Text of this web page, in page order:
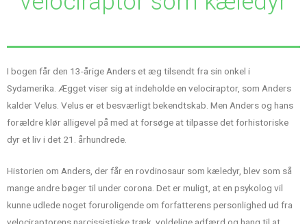
I bogen får den 13-årige Anders et æg tilsendt fra sin onkel i
Sydamerika. Ægget viser sig at indeholde en velociraptor, som Anders
kalder Velus. Velus er et besværligt bekendtskab. Men Anders og hans
forældre klør alligevel på med at forsøge at tilpasse det forhistoriske
dyr et liv i det 21. århundrede.
Historien om Anders, der får en rovdinosaur som kæledyr, blev som så
mange andre bøger til under corona. Det er muligt, at en psykolog vil
kunne udlede noget foruroligende om forfatterens personlighed ud fra